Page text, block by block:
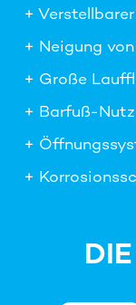
+
+ Neigung von
+ Große
+ Barfuß-
+
+